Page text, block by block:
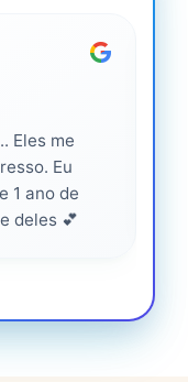
Eles me
Eu
1 ano de
deles 💕